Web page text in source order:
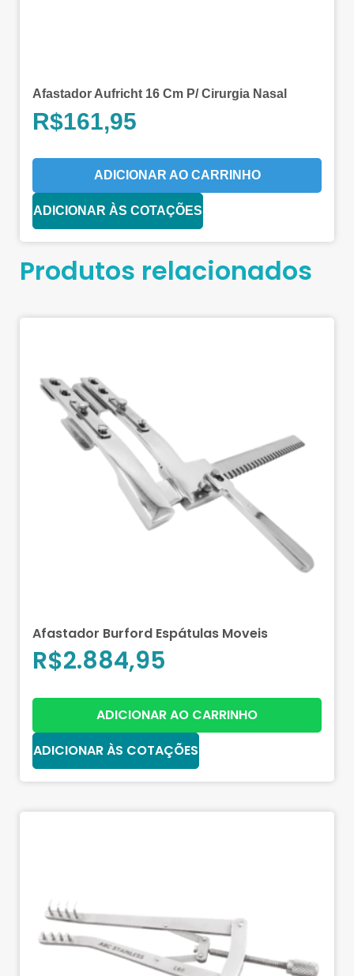
Afastador Aufricht 16 Cm P/ Cirurgia Nasal
R$161,95
ADICIONAR AO CARRINHO
ADICIONAR ÀS COTAÇÕES
Produtos relacionados
Afastador Burford Espátulas Moveis
R$2.884,95
ADICIONAR AO CARRINHO
ADICIONAR ÀS COTAÇÕES